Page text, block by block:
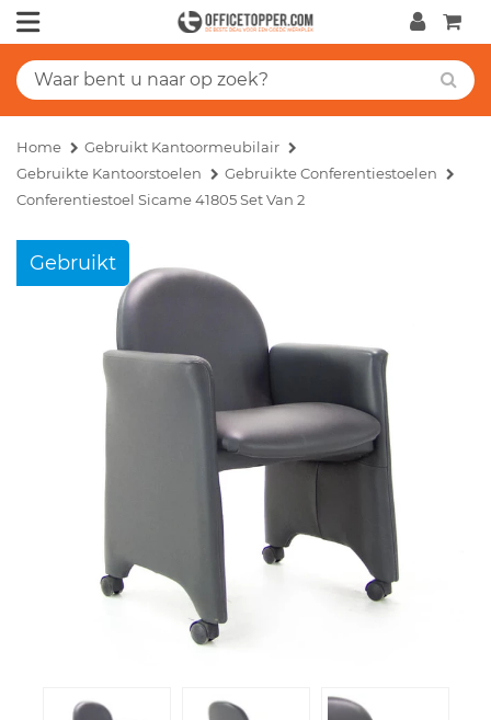
Home
Gebruikt Kantoormeubilair
Gebruikte Kantoorstoelen
Gebruikte Conferentiestoelen
Conferentiestoel Sicame 41805 Set Van 2
Gebruikt